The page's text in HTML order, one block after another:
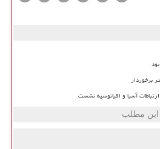
برخوردار
آسیا و اقیانوسیه نشست
این مطلب